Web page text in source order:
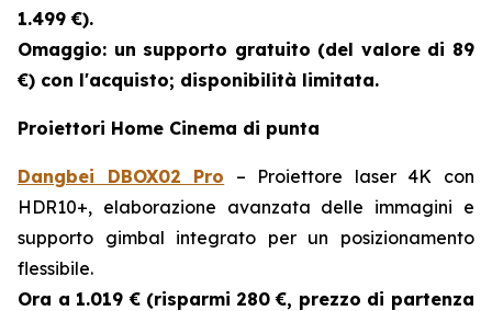
1.499 €).
Omaggio: un supporto gratuito (del valore di 89
€) con l'acquisto; disponibilità limitata.
Proiettori Home Cinema di punta
Dangbei DBOX02 Pro – Proiettore laser 4K con
HDR10+, elaborazione avanzata delle immagini e
supporto gimbal integrato per un posizionamento
flessibile.
Ora a 1.019 € (risparmi 280 €, prezzo di partenza